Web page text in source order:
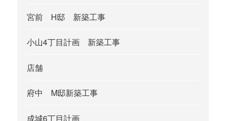
宮前 H邸 新築工事
小山4丁目計画 新築工事
店舗
府中 M邸新築工事
成城6丁目計画